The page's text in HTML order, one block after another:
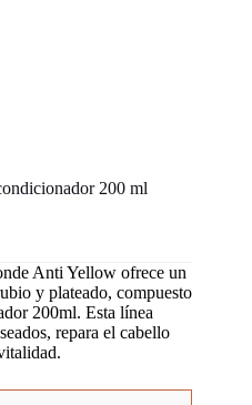
200 ml
Anti Yellow ofrece un
y plateado, compuesto
200ml. Esta línea
repara el cabello